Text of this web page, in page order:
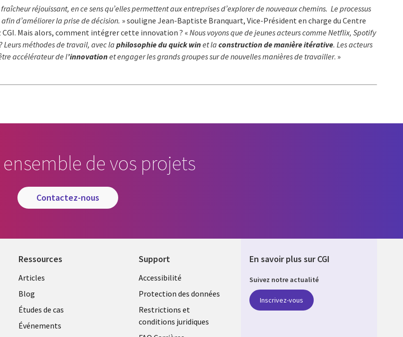
réjouissant, en ce sens qu’elles permettent aux entreprises d’explorer de nouveaux chemins. Le processus
d’améliorer la prise de décision. » souligne Jean-Baptiste Branquart, Vice-Président en charge du Centre
Mais alors, comment intégrer cette innovation ? « Nous voyons que de jeunes acteurs comme Netflix, Spotify
Leurs méthodes de travail, avec la philosophie du quick winet la construction demanière itérative. Les acteurs
accélérateur de l’innovationet engager les grands groupes sur de nouvelles manières de travailler. »
de vos projets
contactez-nous
Ressources
Library
Links
FRANCE
Articles
Blog
Études de cas
Événements
Support
Legal
FRANCE
Accessibilité
Protection des données
Restrictions et
conditions juridiques
En savoir plus sur CGI
Suivez notre actualité
Inscrivez-vous